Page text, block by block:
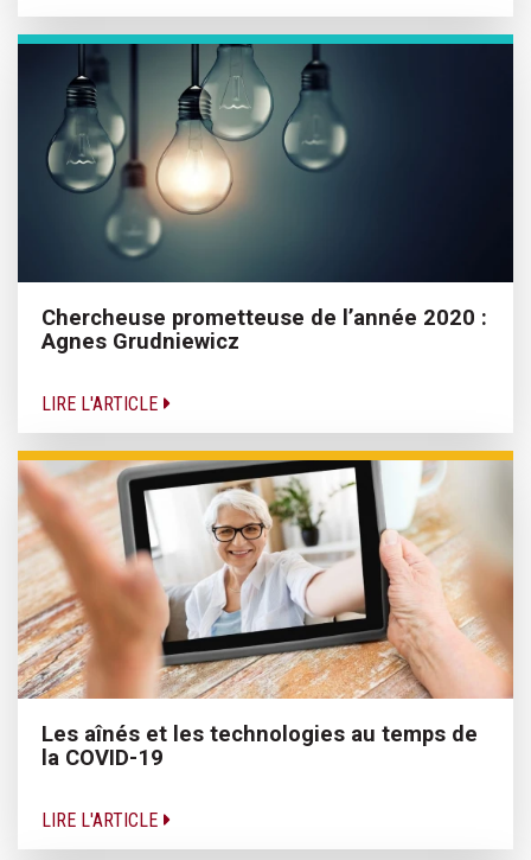
Chercheuse prometteuse de l’année 2020 :
Agnes Grudniewicz
LIRE L'ARTICLE
Les aînés et les technologies au temps de
la COVID-19
LIRE L'ARTICLE